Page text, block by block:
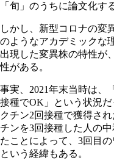
「旬」のうちに論文化す
しかし、新型コロナの変
のようなアカデミックな
出現した変異株の特性が
性がある。
事実、2021年末当時は、
接種でOK」という状況
クチン2回接種で獲得さ
チンを3回接種した人の
たことによって、3回目
という経緯もある。